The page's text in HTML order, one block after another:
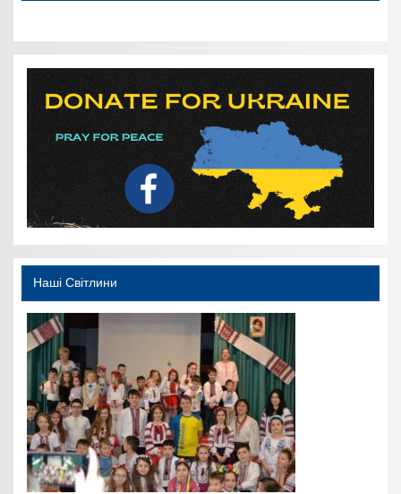
Наші Світлини